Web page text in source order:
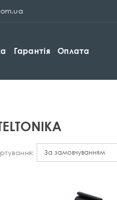
Гарантія Оплата